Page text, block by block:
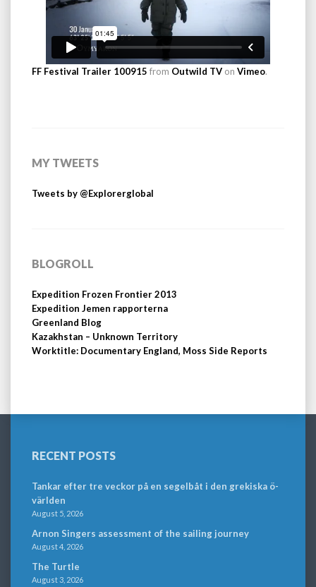
FF Festival Trailer 100915 from Outwild TV on Vimeo.
MY TWEETS
Tweets by @Explorerglobal
BLOGROLL
Expedition Frozen Frontier 2013
Expedition Jemen rapporterna
Greenland Blog
Kazakhstan – Unknown Territory
Worktitle: Documentary England, Moss Side Reports
RECENT POSTS
Tankar efter tre veckor på en segelbåt i den grekiska ö-
världen
August 5, 2026
Arnon Singers assessment of the sailing journey
August 4, 2026
The Turtle
August 3, 2026